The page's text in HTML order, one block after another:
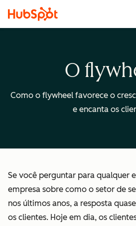
O
Como o flywheel favorece o
e encanta os
Se você perguntar para qualquer
empresa sobre como o setor de
nos últimos anos, a resposta
os clientes. Hoje em dia, os